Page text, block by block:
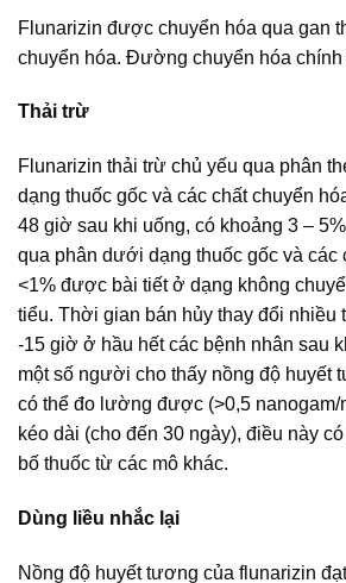
Flunarizin được chuyển hóa qua gan
chuyển hóa. Đường chuyển hóa chính
Thải trừ
Flunarizin thải trừ chủ yếu qua phân
dạng thuốc gốc và các chất chuyển
48 giờ sau khi uống, có khoảng 3 –
qua phân dưới dạng thuốc gốc và các
<1% được bài tiết ở dạng không
tiểu. Thời gian bán hủy thay đổi nhiều
-15 giờ ở hầu hết các bệnh nhân sau
một số người cho thấy nồng độ huyết
có thể đo lường được (>0,5 nanogam/
kéo dài (cho đến 30 ngày), điều này
bố thuốc từ các mô khác.
Dùng liều nhắc lại
Nồng độ huyết tương của flunarizin